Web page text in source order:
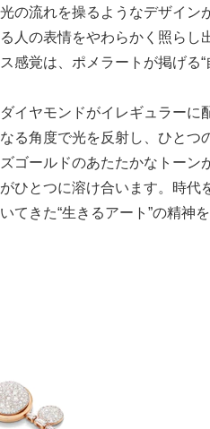
の流れを操るようなデザイ
人の表情をやわらかく照らし
感覚は、ポメラートが掲げる“
イヤモンドがイレギュラー
る角度で光を反射し、ひとつ
ゴールドのあたたかなトー
ひとつに溶け合います。時代
てきた“生きるアート”の精神